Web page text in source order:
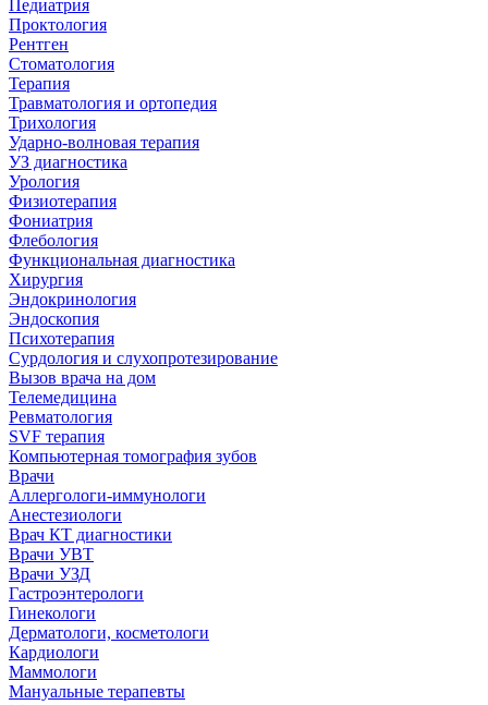
Педиатрия
Проктология
Рентген
Стоматология
Терапия
Травматология и ортопедия
Трихология
Ударно-волновая терапия
УЗ диагностика
Урология
Физиотерапия
Фониатрия
Флебология
Функциональная диагностика
Хирургия
Эндокринология
Эндоскопия
Психотерапия
Сурдология и слухопротезирование
Вызов врача на дом
Телемедицина
Ревматология
SVF терапия
Компьютерная томография зубов
Врачи
Аллергологи-иммунологи
Анестезиологи
Врач КТ диагностики
Врачи УВТ
Врачи УЗД
Гастроэнтерологи
Гинекологи
Дерматологи, косметологи
Кардиологи
Маммологи
Мануальные терапевты